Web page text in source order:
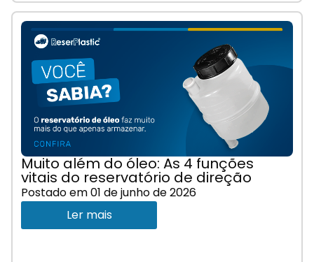
Muito além do óleo: As 4 funções
vitais do reservatório de direção
Postado em01 de junho de 2026
Ler mais